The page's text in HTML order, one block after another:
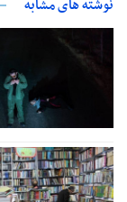
نوشته های مشابه